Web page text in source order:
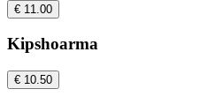
€ 11.00
Kipshoarma
€ 10.50